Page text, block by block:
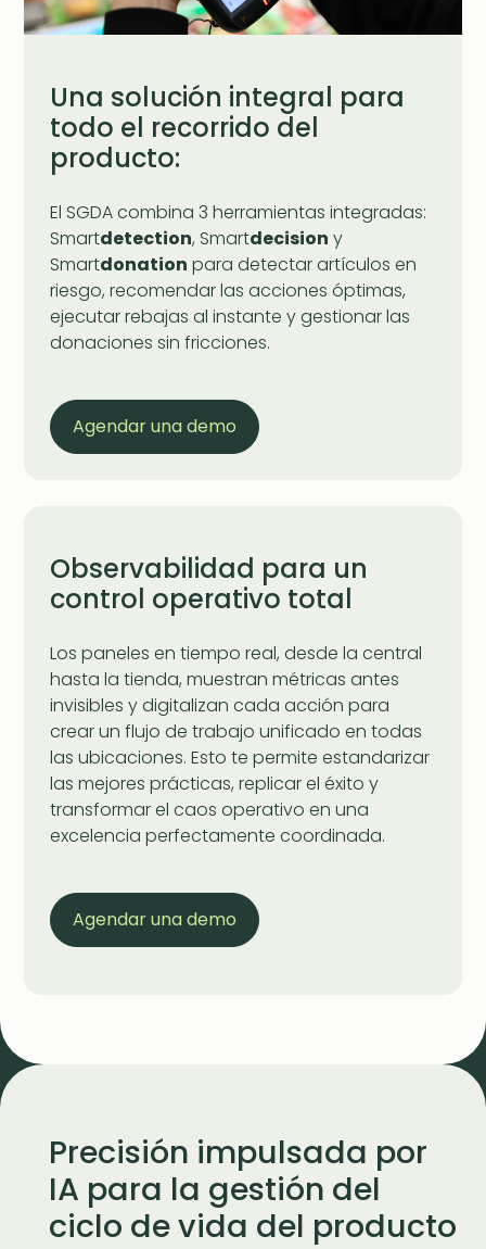
Una solución integral para
todo el recorrido del
producto:
El SGDA combina 3 herramientas integradas:
Smartdetection, Smartdecision y
Smartdonation para detectar artículos en
riesgo, recomendar las acciones óptimas,
ejecutar rebajas al instante y gestionar las
donaciones sin fricciones.
Agendar una demo
Observabilidad para un
control operativo total
Los paneles en tiempo real, desde la central
hasta la tienda, muestran métricas antes
invisibles y digitalizan cada acción para
crear un flujo de trabajo unificado en todas
las ubicaciones. Esto te permite estandarizar
las mejores prácticas, replicar el éxito y
transformar el caos operativo en una
excelencia perfectamente coordinada.
Agendar una demo
Precisión impulsada por
IA para la gestión del
ciclo de vida del producto